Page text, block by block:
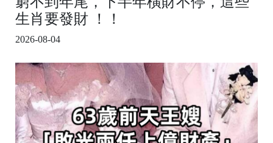
生肖要發財 ！！
2026-08-04